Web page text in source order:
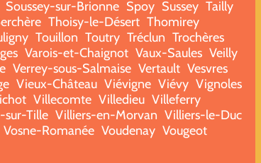
Soussey-sur-Brionne Spoy Sussey Tailly
Thoisy-le-Désert Thomirey
Touillon Toutry Tréclun Trochères
Varois-et-Chaignot Vaux-Saules Veilly
Verrey-sous-Salmaise Vertault Vesvres
Vieux-Château Viévigne Viévy Vignoles
Villecomte Villedieu Villeferry
sur-Tille Villiers-en-Morvan Villiers-le-Duc
Vosne-Romanée Voudenay Vougeot